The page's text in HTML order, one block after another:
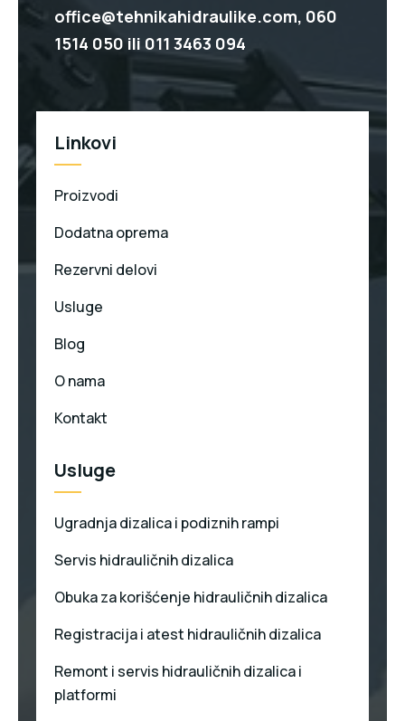
office@tehnikahidraulike.com, 060
1514 050 ili 011 3463 094
Linkovi
Proizvodi
Dodatna oprema
Rezervni delovi
Usluge
Blog
O nama
Kontakt
Usluge
Ugradnja dizalica i podiznih rampi
Servis hidrauličnih dizalica
Obuka za korišćenje hidrauličnih dizalica
Registracija i atest hidrauličnih dizalica
Remont i servis hidrauličnih dizalica i
platformi